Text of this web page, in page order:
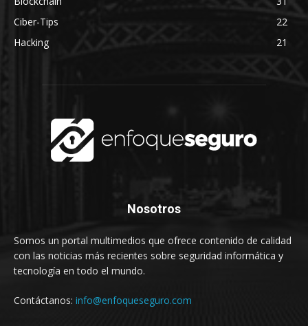
Ciber-Tips
22
Hacking
21
Nosotros
Somos un portal multimedios que ofrece contenido de calidad
con las noticias más recientes sobre seguridad informática y
tecnología en todo el mundo.
Contáctanos: info@enfoqueseguro.com